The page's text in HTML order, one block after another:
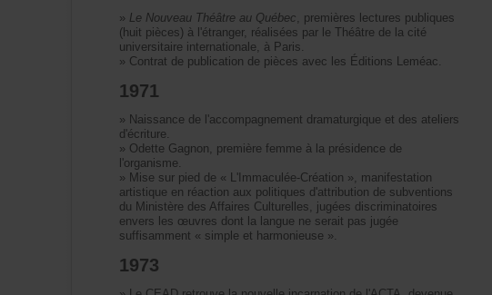
» LeNouveauThéâtreauQuébec,premièreslecturespubliques
(huitpièces)àl'étranger,réaliséesparleThéâtredelacité
universitaireinternationale,àParis.
» ContratdepublicationdepiècesaveclesÉditionsLeméac.
1971
» Naissancedel'accompagnementdramaturgiqueetdesateliers
d'écriture.
» OdetteGagnon,premièrefemmeàlaprésidencede
l'organisme.
» Misesurpiedde«L'Immaculée-Création»,manifestation
artistiqueenréactionauxpolitiquesd'attributiondesubventions
duMinistèredesAffairesCulturelles,jugéesdiscriminatoires
enverslesœuvresdontlalangueneseraitpasjugée
suffisamment«simpleetharmonieuse».
1973